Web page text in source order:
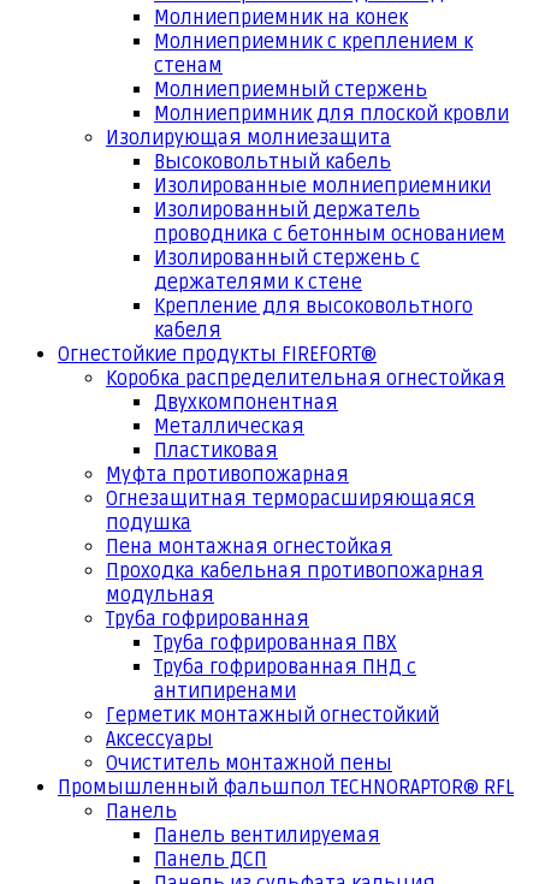
Молниеприемник на конек
Молниеприемник с креплением к
стенам
Молниеприемный стержень
Молниепримник для плоской кровли
Изолирующая молниезащита
Высоковольтный кабель
Изолированные молниеприемники
Изолированный держатель
проводника с бетонным основанием
Изолированный стержень с
держателями к стене
Крепление для высоковольтного
кабеля
Огнестойкие продукты FIREFORT®
Коробка распределительная огнестойкая
Двухкомпонентная
Металлическая
Пластиковая
Муфта противопожарная
Огнезащитная терморасширяющаяся
подушка
Пена монтажная огнестойкая
Проходка кабельная противопожарная
модульная
Труба гофрированная
Труба гофрированная ПВХ
Труба гофрированная ПНД с
антипиренами
Герметик монтажный огнестойкий
Аксессуары
Очиститель монтажной пены
Промышленный фальшпол TECHNORAPTOR® RFL
Панель
Панель вентилируемая
Панель ДСП